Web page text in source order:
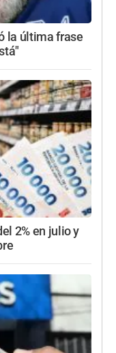
la última frase
2% en julio y